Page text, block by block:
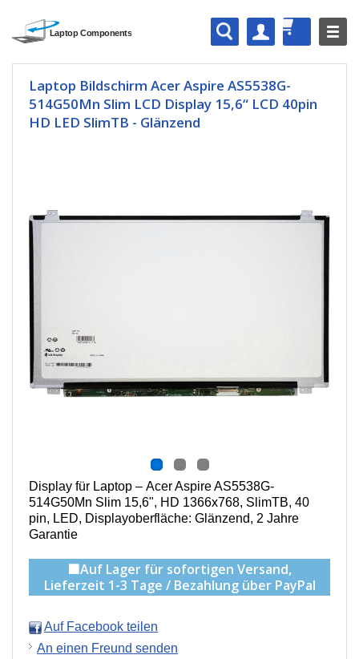
Laptop Bildschirm Acer Aspire AS5538G-
514G50Mn Slim LCD Display 15,6“ LCD 40pin
HD LED SlimTB - Glänzend
Display für Laptop – Acer Aspire AS5538G-
514G50Mn Slim 15,6", HD 1366x768, SlimTB, 40
pin, LED, Displayoberfläche: Glänzend, 2 Jahre
Garantie
🟩Auf Lager für sofortigen Versand,
Lieferzeit 1-3 Tage / Bezahlung über PayPal
Auf Facebook teilen
An einen Freund senden